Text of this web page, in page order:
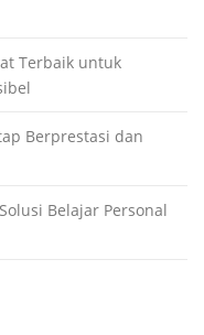
Terbaik untuk
Berprestasi dan
Belajar Personal